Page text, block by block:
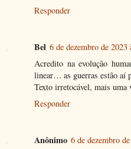
Responder
Bel 6 de dezembro de 2023
Acredito na evolução
linear… as guerras estão aí
Texto irretocável, mais uma
Responder
Anônimo 6 de dezembro